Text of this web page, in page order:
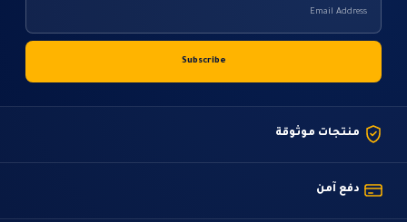
منتجات موثوقة
دفع آمن